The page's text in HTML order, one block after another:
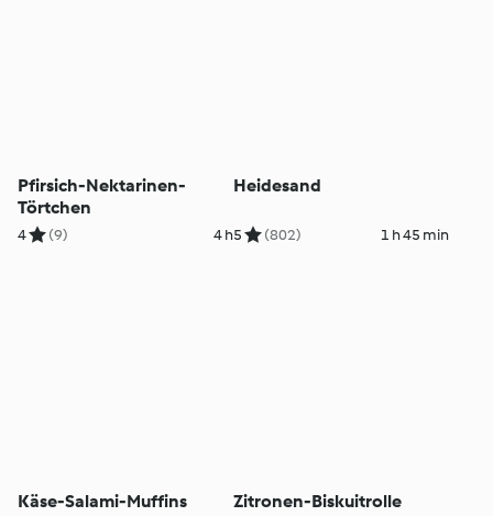
Pfirsich-Nektarinen-
Törtchen
4 (9) 4 h
Heidesand
5 (802) 1 h 45 min
Käse-Salami-Muffins Zitronen-Biskuitrolle